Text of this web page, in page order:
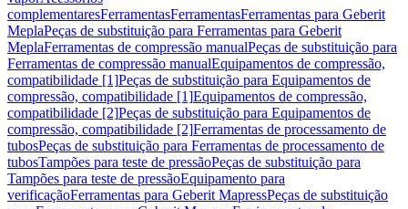
complementaresFerramentasFerramentasFerramentas para Geberit
MeplaPeças de substituição para Ferramentas para Geberit
MeplaFerramentas de compressão manualPeças de substituição para
Ferramentas de compressão manualEquipamentos de compressão,
compatibilidade [1]Peças de substituição para Equipamentos de
compressão, compatibilidade [1]Equipamentos de compressão,
compatibilidade [2]Peças de substituição para Equipamentos de
compressão, compatibilidade [2]Ferramentas de processamento de
tubosPeças de substituição para Ferramentas de processamento de
tubosTampões para teste de pressãoPeças de substituição para
Tampões para teste de pressãoEquipamento para
verificaçãoFerramentas para Geberit MapressPeças de substituição